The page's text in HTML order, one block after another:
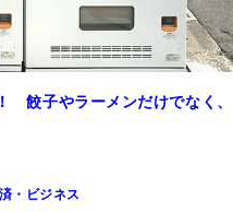
餃子やラーメンだけでなく、
・ビジネス